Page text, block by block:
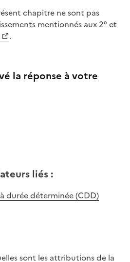
chapitre ne sont pas
mentionnés aux 2° et
.
la réponse à votre
liés :
durée déterminée (CDD)
sont les attributions de la